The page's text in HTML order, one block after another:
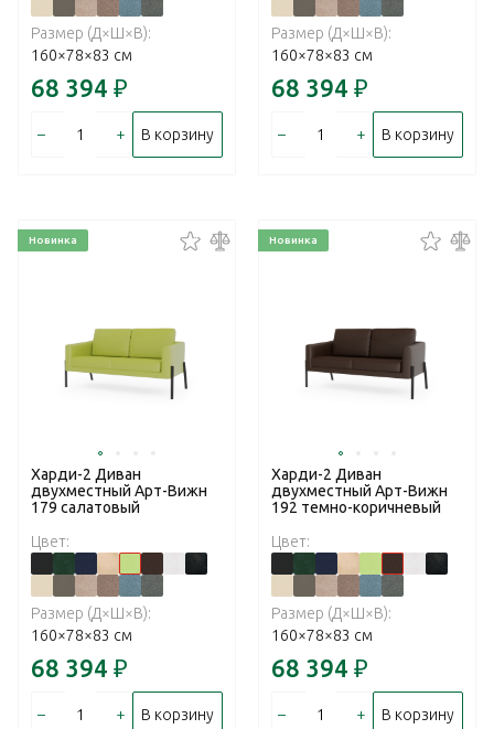
Размер (Д×Ш×В):
160×78×83 см
68 394 ₽
– + В корзину
Размер (Д×Ш×В):
160×78×83 см
68 394 ₽
– + В корзину
Новинка
Харди-2 Диван
двухместный Арт-Вижн
179 салатовый
Цвет:
Размер (Д×Ш×В):
160×78×83 см
68 394 ₽
– + В корзину
Новинка
Харди-2 Диван
двухместный Арт-Вижн
192 темно-коричневый
Цвет:
Размер (Д×Ш×В):
160×78×83 см
68 394 ₽
– + В корзину